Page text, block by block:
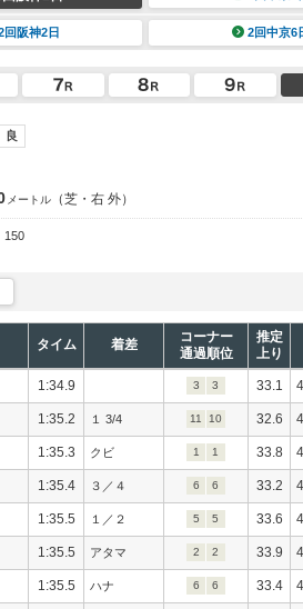
回阪神2日 2回中京6
良
メートル （芝・右 外）
150
タイム 着差
コーナー
通過順位
推定
上り
1:34.9 3 3 33.1
1:35.2 １ 3/4 11 10 32.6
1:35.3 クビ 1 1 33.8
1:35.4 ３／４ 6 6 33.2
1:35.5 １／２ 5 5 33.6
1:35.5 アタマ 2 2 33.9
1:35.5 ハナ 6 6 33.4